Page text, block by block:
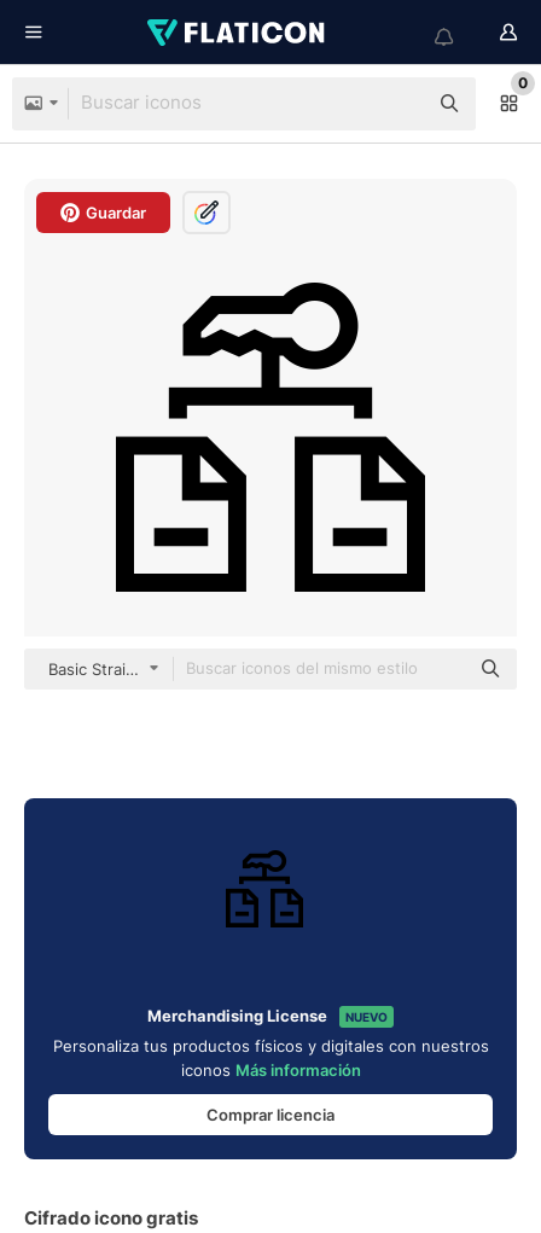
0
Guardar
Basic Straight Lineal
Merchandising License NUEVO
Personaliza tus productos físicos y digitales con nuestros
iconos Más información
Comprar licencia
Cifrado icono gratis